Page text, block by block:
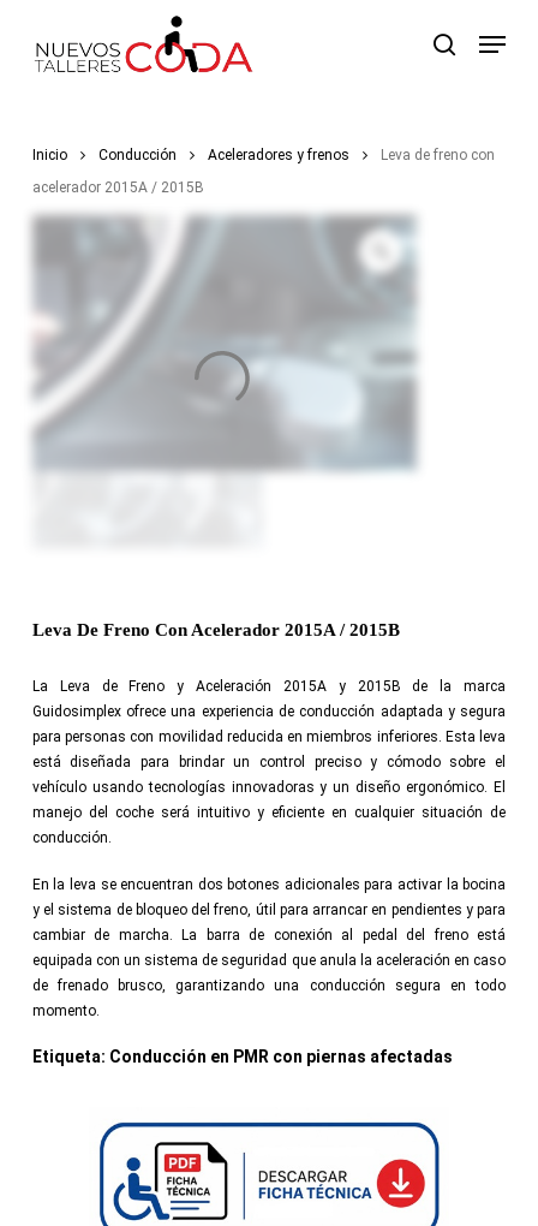
search
Menu
Inicio Conducción Aceleradores y frenos
Leva de freno con
acelerador 2015A / 2015B
Leva De Freno Con Acelerador 2015A / 2015B
La Leva de Freno y Aceleración 2015A y 2015B de la marca
Guidosimplex ofrece una experiencia de conducción adaptada y segura
para personas con movilidad reducida en miembros inferiores. Esta leva
está diseñada para brindar un control preciso y cómodo sobre el
vehículo usando tecnologías innovadoras y un diseño ergonómico. El
manejo del coche será intuitivo y eficiente en cualquier situación de
conducción.
En la leva se encuentran dos botones adicionales para activar la bocina
y el sistema de bloqueo del freno, útil para arrancar en pendientes y para
cambiar de marcha. La barra de conexión al pedal del freno está
equipada con un sistema de seguridad que anula la aceleración en caso
de frenado brusco, garantizando una conducción segura en todo
momento.
Etiqueta: Conducción en PMR con piernas afectadas